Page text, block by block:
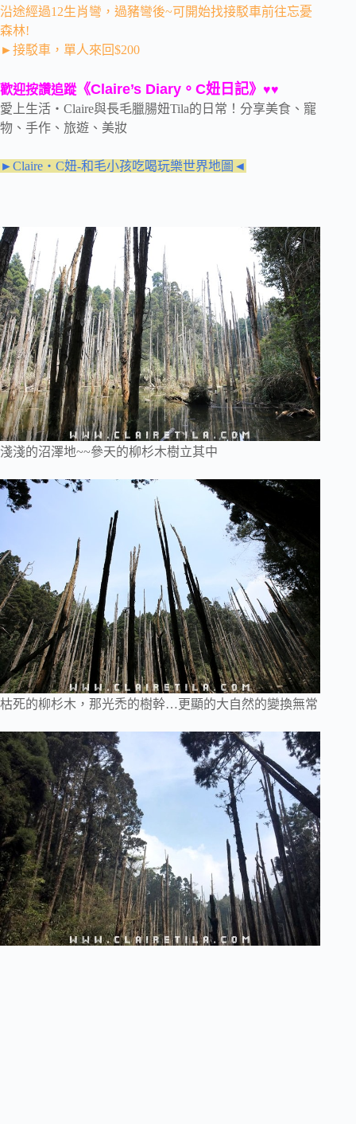
沿途經過12生肖彎，過豬彎後~可開始找接駁車前往忘憂
森林!
►接駁車，單人來回$200
歡迎按讚追蹤 《Claire’s Diary。C妞日記》 ♥♥
愛上生活‧Claire與長毛臘腸妞Tila的日常！分享美食、寵
物、手作、旅遊、美妝
►Claire‧C妞-和毛小孩吃喝玩樂世界地圖◄
淺淺的沼澤地~~參天的柳杉木樹立其中
枯死的柳杉木，那光禿的樹幹…更顯的大自然的變換無常